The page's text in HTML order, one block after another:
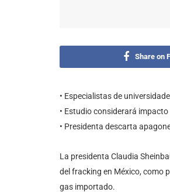
Share on
• Especialistas de
• Estudio considerará
• Presidenta descarta
La presidenta Claudia
del fracking en México, como
gas importado.